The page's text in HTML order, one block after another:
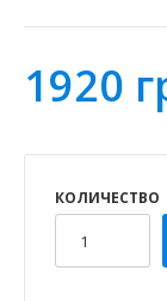
1920
КОЛИЧЕСТВО